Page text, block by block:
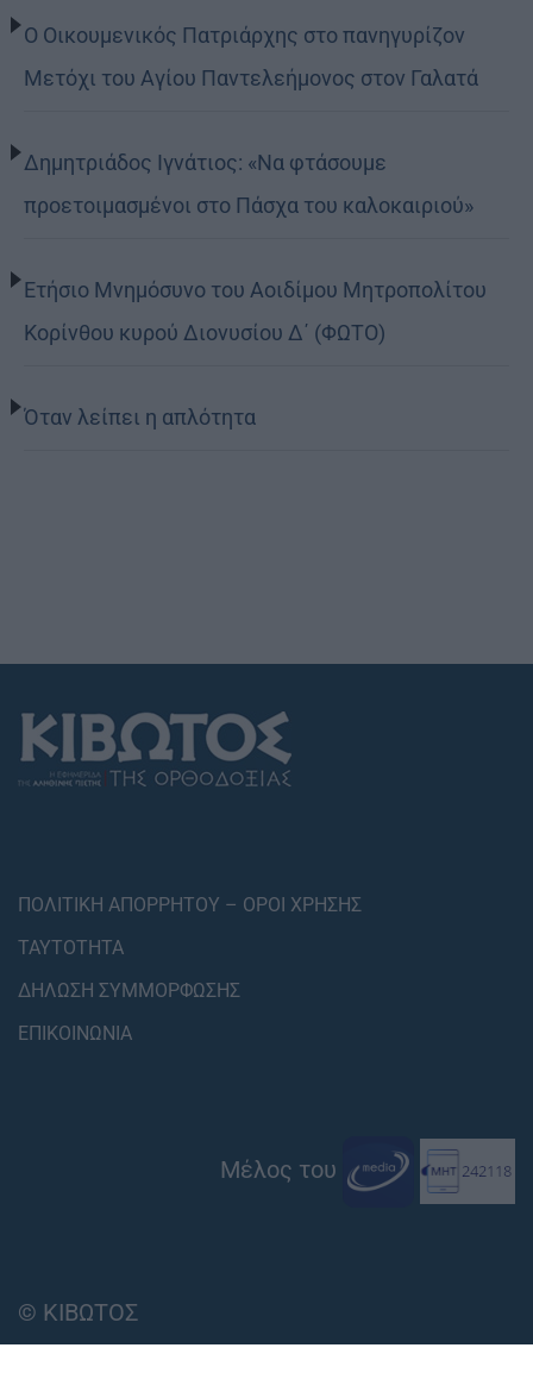
Ο Οικουμενικός Πατριάρχης στο πανηγυρίζον
Μετόχι του Αγίου Παντελεήμονος στον Γαλατά
Δημητριάδος Ιγνάτιος: «Να φτάσουμε
προετοιμασμένοι στο Πάσχα του καλοκαιριού»
Ετήσιο Μνημόσυνο του Αοιδίμου Μητροπολίτου
Κορίνθου κυρού Διονυσίου Δ΄ (ΦΩΤΟ)
Όταν λείπει η απλότητα
ΠΟΛΙΤΙΚΗ ΑΠΟΡΡΗΤΟΥ – ΟΡΟΙ ΧΡΗΣΗΣ
ΤΑΥΤΟΤΗΤΑ
ΔΗΛΩΣΗ ΣΥΜΜΟΡΦΩΣΗΣ
ΕΠΙΚΟΙΝΩΝΙΑ
Μέλος του
© ΚΙΒΩΤΟΣ